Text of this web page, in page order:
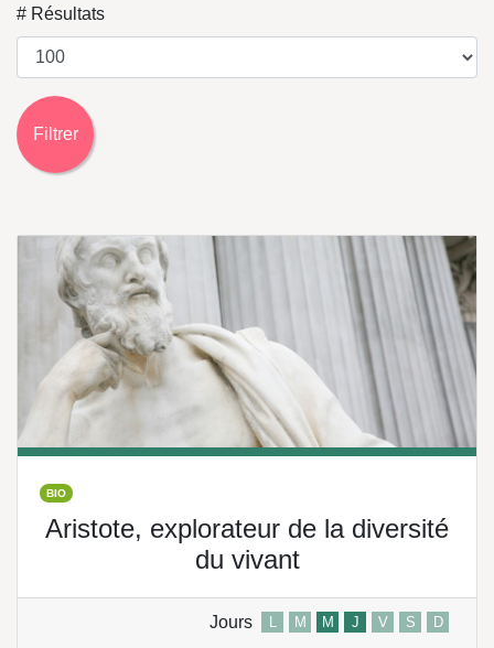
# Résultats
Filtrer
BIO
Aristote, explorateur de la diversité
du vivant
Jours L M M J V S D